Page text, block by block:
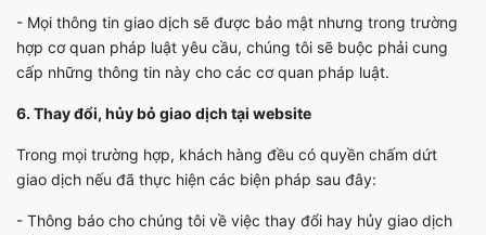
- Mọi thông tin giao dịch sẽ được bảo mật nhưng trong trường
hợp cơ quan pháp luật yêu cầu, chúng tôi sẽ buộc phải cung
cấp những thông tin này cho các cơ quan pháp luật.
6. Thay đổi, hủy bỏ giao dịch tại website
Trong mọi trường hợp, khách hàng đều có quyền chấm dứt
giao dịch nếu đã thực hiện các biện pháp sau đây:
- Thông báo cho chúng tôi về việc thay đổi hay hủy giao dịch